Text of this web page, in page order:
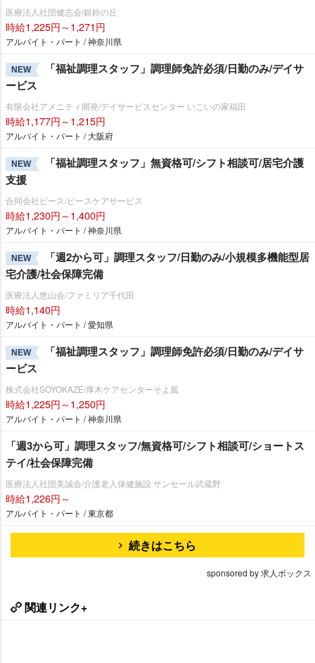
医療法人社団健志会/銀鈴の丘
時給1,225円～1,271円
アルバイト・パート / 神奈川県
NEW
「福祉調理スタッフ」調理師免許必須/日勤のみ/デイサ
ービス
有限会社アメニティ開発/デイサービスセンター いこいの家福田
時給1,177円～1,215円
アルバイト・パート / 大阪府
NEW
「福祉調理スタッフ」無資格可/シフト相談可/居宅介護
支援
合同会社ピース/ピースケアサービス
時給1,230円～1,400円
アルバイト・パート / 神奈川県
NEW
「週2から可」調理スタッフ/日勤のみ/小規模多機能型居
宅介護/社会保障完備
医療法人悠山会/ファミリア千代田
時給1,140円
アルバイト・パート / 愛知県
NEW
「福祉調理スタッフ」調理師免許必須/日勤のみ/デイサ
ービス
株式会社SOYOKAZE/厚木ケアセンターそよ風
時給1,225円～1,250円
アルバイト・パート / 神奈川県
「週3から可」調理スタッフ/無資格可/シフト相談可/ショートス
テイ/社会保障完備
医療法人社団美誠会/介護老人保健施設 サンセール武蔵野
時給1,226円～
アルバイト・パート / 東京都
続きはこちら
sponsored by 求人ボックス
関連リンク+